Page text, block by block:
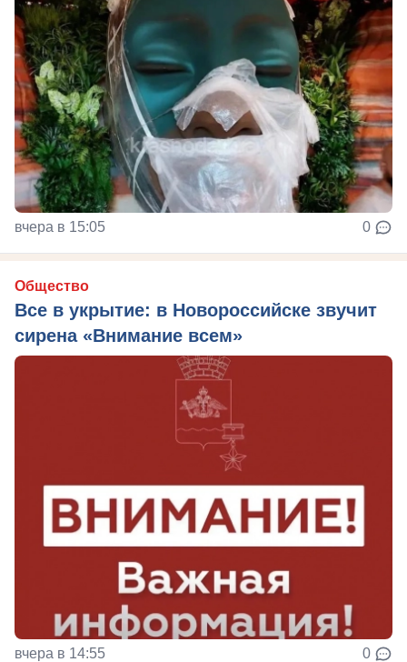
вчера в 15:05 0
Общество
Все в укрытие: в Новороссийске звучит
сирена «Внимание всем»
вчера в 14:55 0